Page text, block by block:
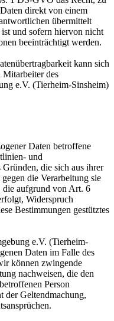
direkt von einem
übermittelt
und sofern hiervon nicht
beeinträchtigt werden.
kann sich
Mitarbeiter des
e.V. (Tierheim-Sinsheim)
Daten betroffene
und
die sich aus ihrer
die Verarbeitung sie
die aufgrund von Art. 6
Widerspruch
Bestimmungen gestütztes
e.V. (Tierheim-
Daten im Falle des
können zwingende
nachweisen, die den
Person
der Geltendmachung,